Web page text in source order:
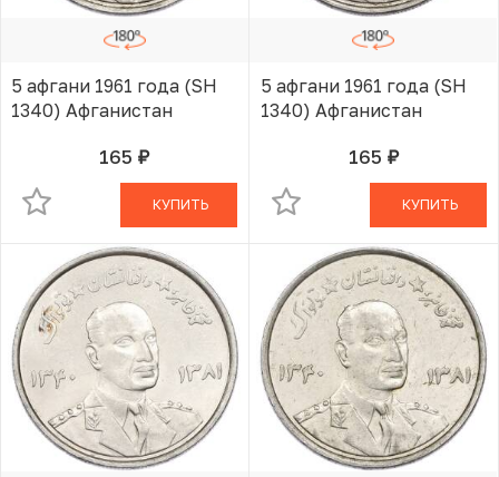
5 афгани 1961 года (SH
1340) Афганистан
165 руб.В КОРЗИНЕ
КУПИТЬ
5 афгани 1961 года (SH
1340) Афганистан
165 руб.В КОРЗИНЕ
КУПИТЬ